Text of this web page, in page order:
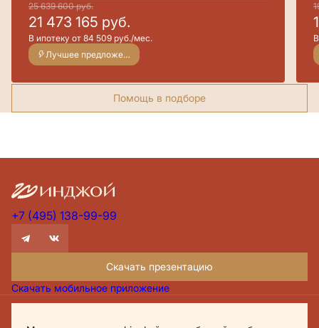
25 639 600руб.
21 473 165 руб.
В ипотеку от 84 509 руб./мес.
Лучшее предложение
Помощь в подборе
+7 (495) 138-99-99
Скачать презентацию
Скачать мобильное приложение